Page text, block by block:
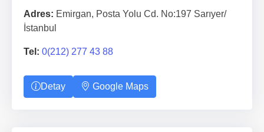
Adres: Emirgan, Posta Yolu Cd. No:197 Sarıyer/
İstanbul
Tel: 0(212) 277 43 88
Detay Google Maps